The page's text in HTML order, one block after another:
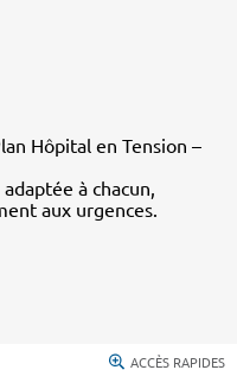
Hôpital en Tension –
à chacun,
aux urgences.
ACCÈS RAPIDES